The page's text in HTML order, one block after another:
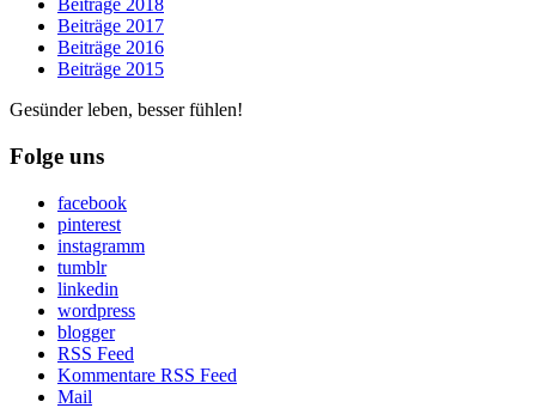
Beiträge 2018
Beiträge 2017
Beiträge 2016
Beiträge 2015
Gesünder leben, besser fühlen!
Folge uns
facebook
pinterest
instagramm
tumblr
linkedin
wordpress
blogger
RSS Feed
Kommentare RSS Feed
Mail